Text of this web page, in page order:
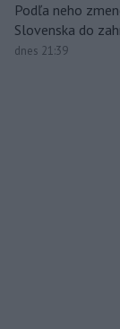
Podľa neho
Slovenska do
dnes 21:39